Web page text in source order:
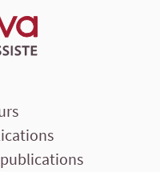
publications